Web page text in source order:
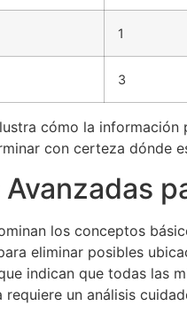
1
3
cómo la
con certeza dónde
Avanzadas
los conceptos
eliminar posibles
indican que todas las
requiere un análisis